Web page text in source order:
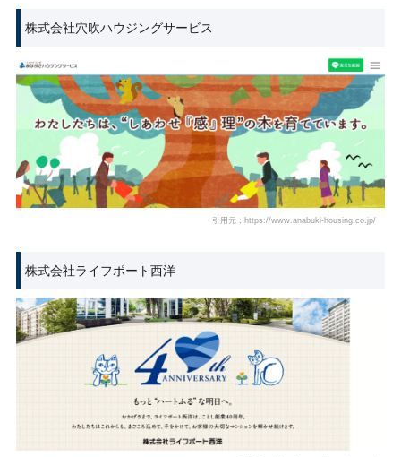
株式会社穴吹ハウジングサービス
引用元：https://www.anabuki-housing.co.jp/
株式会社ライフポート西洋